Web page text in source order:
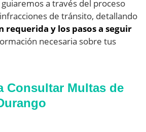
a través del proceso
de tránsito, detallando
requerida y los pasos a seguir
necesaria sobre tus
Consultar Multas de